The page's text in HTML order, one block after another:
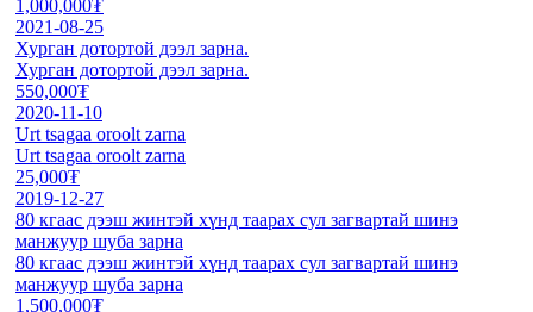
1,000,000₮
2021-08-25
Хурган дотортой дээл зарна.
Хурган дотортой дээл зарна.
550,000₮
2020-11-10
Urt tsagaa oroolt zarna
Urt tsagaa oroolt zarna
25,000₮
2019-12-27
80 кгаас дээш жинтэй хүнд таарах сул загвартай шинэ
манжуур шуба зарна
80 кгаас дээш жинтэй хүнд таарах сул загвартай шинэ
манжуур шуба зарна
1,500,000₮